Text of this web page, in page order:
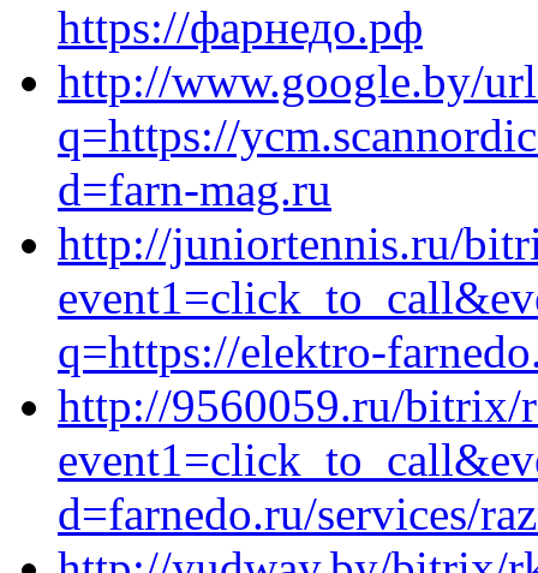
https://фарнедо.рф
http://www.google.by/
q=https://
d=farn-mag.ru
http://juniortennis.ru/
q=https://elektro-
http://9560059.ru/bitrix/
d=farnedo.ru/services/